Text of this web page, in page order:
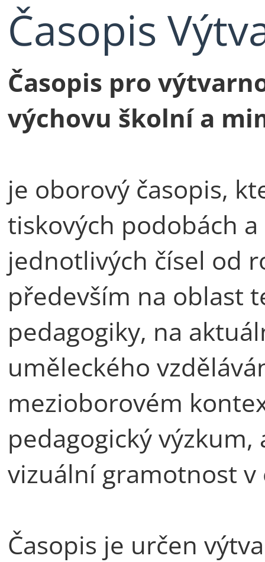
Časopis
Časopis pro
výchovu školní a
je oborový časopis,
tiskových podobách
jednotlivých čísel od
především na oblast
pedagogiky, na
uměleckého
mezioborovém
pedagogický
vizuální gramotnost
Časopis je určen